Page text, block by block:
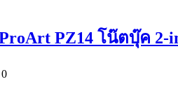
ProArt PZ14 โน๊ตบุ๊ค
0